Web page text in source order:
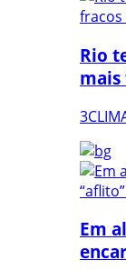
Rio
mais
Em